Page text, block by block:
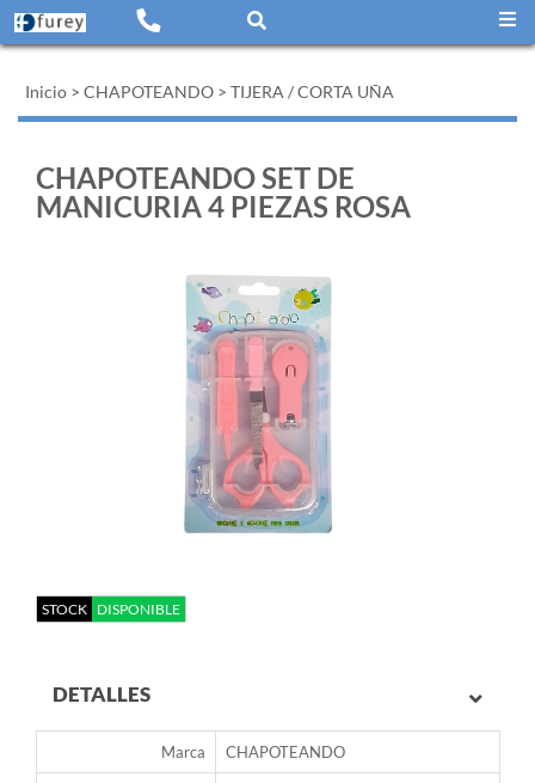
Inicio > CHAPOTEANDO > TIJERA / CORTA UÑA
CHAPOTEANDO SET DE
MANICURIA 4 PIEZAS ROSA
STOCK DISPONIBLE
DETALLES
Marca CHAPOTEANDO